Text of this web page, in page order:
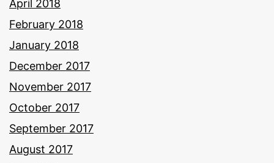
April 2018
February 2018
January 2018
December 2017
November 2017
October 2017
September 2017
August 2017